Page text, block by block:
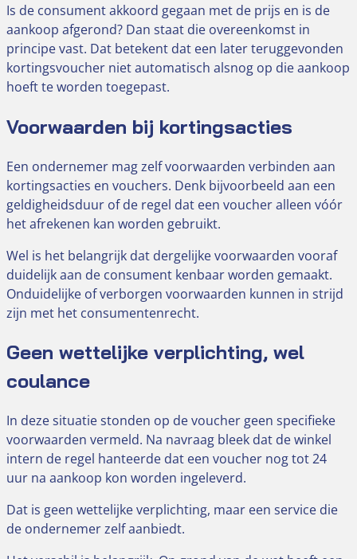
Is de consument akkoord gegaan met de prijs en is de
aankoop afgerond? Dan staat die overeenkomst in
principe vast. Dat betekent dat een later teruggevonden
kortingsvoucher niet automatisch alsnog op die aankoop
hoeft te worden toegepast.
Voorwaarden bij kortingsacties
Een ondernemer mag zelf voorwaarden verbinden aan
kortingsacties en vouchers. Denk bijvoorbeeld aan een
geldigheidsduur of de regel dat een voucher alleen vóór
het afrekenen kan worden gebruikt.
Wel is het belangrijk dat dergelijke voorwaarden vooraf
duidelijk aan de consument kenbaar worden gemaakt.
Onduidelijke of verborgen voorwaarden kunnen in strijd
zijn met het consumentenrecht.
Geen wettelijke verplichting, wel
coulance
In deze situatie stonden op de voucher geen specifieke
voorwaarden vermeld. Na navraag bleek dat de winkel
intern de regel hanteerde dat een voucher nog tot 24
uur na aankoop kon worden ingeleverd.
Dat is geen wettelijke verplichting, maar een service die
de ondernemer zelf aanbiedt.